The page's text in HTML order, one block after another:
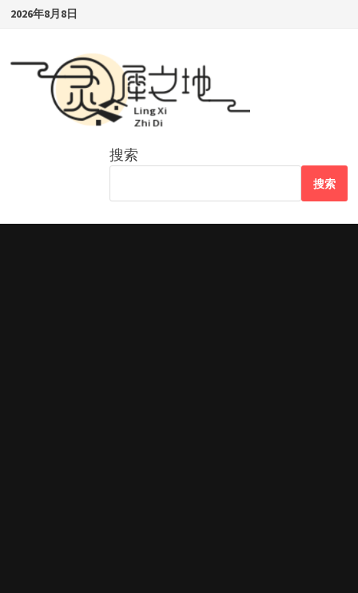
Skip2026年8月8日
搜索
搜索